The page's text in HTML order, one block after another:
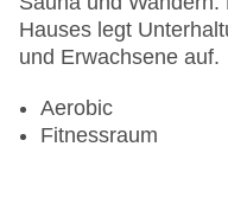
Hauses legt
und Erwachsene auf.
Aerobic
Fitnessraum